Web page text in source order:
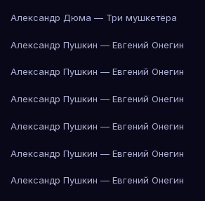
Александр Дюма — Три мушкетёра
Александр Пушкин — Евгений Онегин
Александр Пушкин — Евгений Онегин
Александр Пушкин — Евгений Онегин
Александр Пушкин — Евгений Онегин
Александр Пушкин — Евгений Онегин
Александр Пушкин — Евгений Онегин